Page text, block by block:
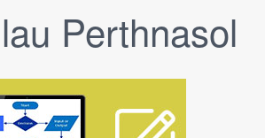
Perthnasol